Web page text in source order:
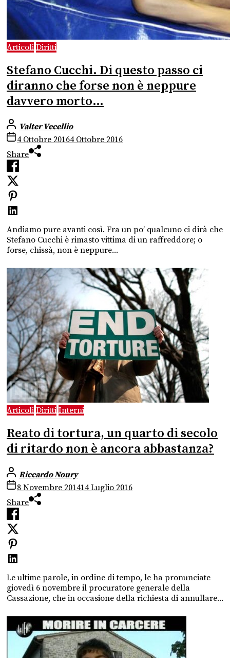
Articoli Diritti
Stefano Cucchi. Di questo passo ci
diranno che forse non è neppure
davvero morto…
Valter Vecellio
4 Ottobre 20164 Ottobre 2016
Share
Andiamo pure avanti così. Fra un po’ qualcuno ci dirà che
Stefano Cucchi è rimasto vittima di un raffreddore; o
forse, chissà, non è neppure...
Articoli Diritti Interni
Reato di tortura, un quarto di secolo
di ritardo non è ancora abbastanza?
Riccardo Noury
8 Novembre 201414 Luglio 2016
Share
Le ultime parole, in ordine di tempo, le ha pronunciate
giovedì 6 novembre il procuratore generale della
Cassazione, che in occasione della richiesta di annullare...